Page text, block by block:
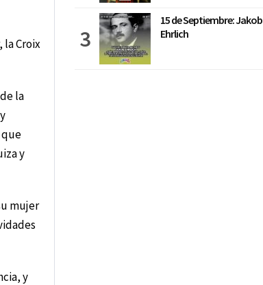
la Croix
la
y
mujer
y
15 de Septiembre: Jakob
Ehrlich